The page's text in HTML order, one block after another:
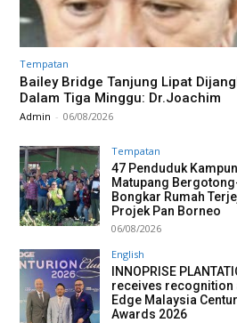
Tempatan
Bailey Bridge Tanjung Lipat
Dalam Tiga Minggu: Dr.Joachim
Admin - 06/08/2026
Tempatan
47 Penduduk
Matupang
Bongkar Rumah
Projek Pan Borneo
06/08/2026
English
INNOPRISE
receives recognition
Edge Malaysia
Awards 2026